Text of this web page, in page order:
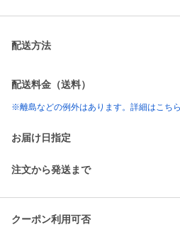
配送方法
配送料金（送料）
※離島などの例外はあります。詳細はこちら
お届け日指定
注文から発送まで
クーポン利用可否